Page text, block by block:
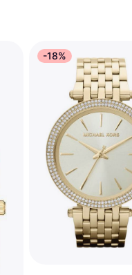
-18%